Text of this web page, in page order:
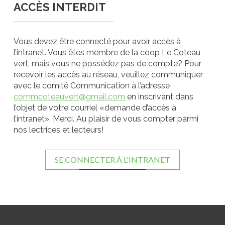
ACCÈS INTERDIT
Vous devez être connecté pour avoir accès à
l’intranet. Vous êtes membre de la coop Le Coteau
vert, mais vous ne possédez pas de compte? Pour
recevoir les accès au réseau, veuillez communiquer
avec le comité Communication à l’adresse
commcoteauvert@gmail.com en inscrivant dans
l’objet de votre courriel «demande d’accès à
l’intranet». Merci. Au plaisir de vous compter parmi
nos lectrices et lecteurs!
SE CONNECTER À L'INTRANET